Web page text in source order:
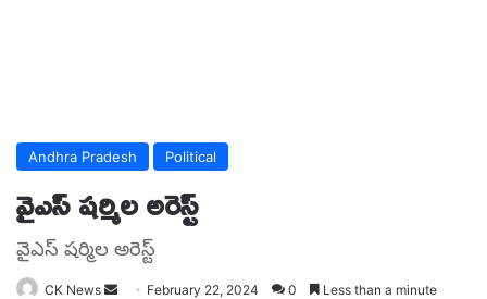
Andhra Pradesh Political
వైఎస్ ష‌ర్మిల అరెస్ట్
వైఎస్ ష‌ర్మిల అరెస్ట్
CK News
Send February 22, 2024 0 Less than a minute